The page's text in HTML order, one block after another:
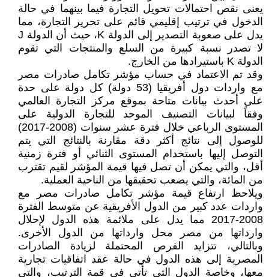
يعنى نقص احتمالات تحويل التجارة فيما بينهما في حالة
الدخول في ترتيب إقليمي قائم على تحرير التجارة، مما
يدل على صعوبة التصدير إلى الدولة K، حيث أن الدولة J
لا تصدر نسبة كبيرة من السلع والمنتجات التي تقوم
الدولة K باستيرادها من الخارج.
وقد تم الاعتماد في حساب مؤشر تكامل صادرات مصر
مع واردات دول أفريقيا (53 دولة) كل دولة على حدة
على أحدث بيانات متاحة بموقع مركز التجارة العالمي
وفقاً لبيانات التصنيف الموحد للتجارة الدولية على
المستوى الرباعي خلال فترة عشر سنوات (2008-2017)
للوصول إلى نتائج أكثر دقة مقارنة بالنتائج التي يتم
التوصل إليها باستخدام المستوى الثنائي أو فترة زمنية
أقل، والتي يمكن أن تصل فيها قيمة المؤشر لقيم تقترب
من المائة، والتي يصعب تحقيقها من الناحية العملية.
ويلاحظ ارتفاع قيمة مؤشر تكامل صادرات مصر مع
واردات عدد كبير من الدول الأفريقية عن متوسط الفترة
2008-2017 مما يدل على ملائمة هذه الدول لإحلال
وارداتها من مصر محل وارداتها من الدول الأخرى.
وبالتالي، تتزايد الفرص المحتملة لزيادة الصادرات
المصرية إلى هذه الدول في حالة عقد اتفاقيات تجارية
معها، وخاصة الدول التي تأتي في قمة الترتيب، والتي